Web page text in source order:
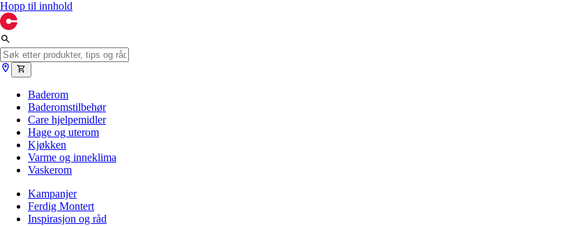
Hopp til innhold
Baderom
Baderomstilbehør
Care hjelpemidler
Hage og uterom
Kjøkken
Varme og inneklima
Vaskerom
Kampanjer
Ferdig Montert
Inspirasjon og råd